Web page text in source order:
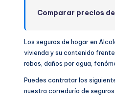
Comparar precios
Los seguros de hogar en
vivienda y su contenido
robos, daños por agua,
Puedes contratar los
nuestra correduría de